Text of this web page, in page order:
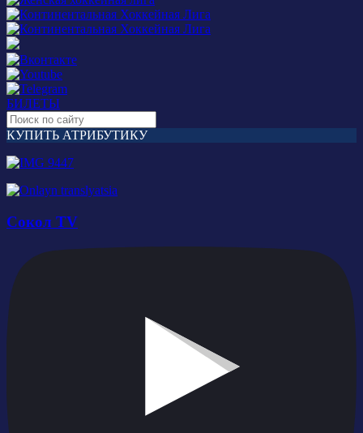
БИЛЕТЫ
КУПИТЬ АТРИБУТИКУ
Сокол TV